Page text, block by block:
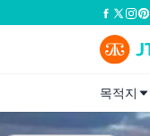
목적지